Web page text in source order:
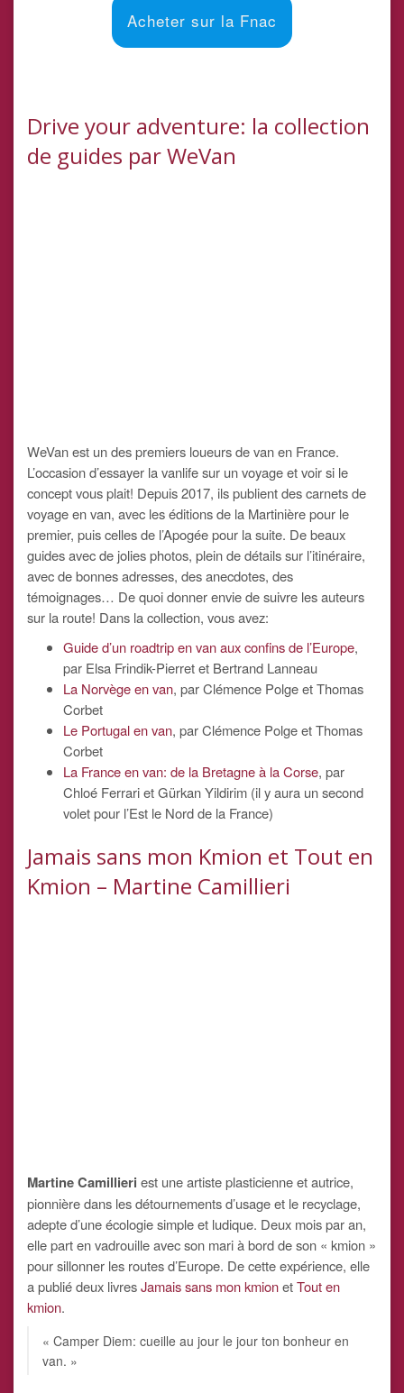
Acheter sur la Fnac
Drive your adventure: la collection
de guides par WeVan
WeVan est un des premiers loueurs de van en France.
L’occasion d’essayer la vanlife sur un voyage et voir si le
concept vous plait! Depuis 2017, ils publient des carnets de
voyage en van, avec les éditions de la Martinière pour le
premier, puis celles de l’Apogée pour la suite. De beaux
guides avec de jolies photos, plein de détails sur l’itinéraire,
avec de bonnes adresses, des anecdotes, des
témoignages… De quoi donner envie de suivre les auteurs
sur la route! Dans la collection, vous avez:
Guide d’un roadtrip en van aux confins de l’Europe,
par Elsa Frindik-Pierret et Bertrand Lanneau
La Norvège en van, par Clémence Polge et Thomas
Corbet
Le Portugal en van, par Clémence Polge et Thomas
Corbet
La France en van: de la Bretagne à la Corse, par
Chloé Ferrari et Gürkan Yildirim (il y aura un second
volet pour l’Est le Nord de la France)
Jamais sans mon Kmion et Tout en
Kmion – Martine Camillieri
Martine Camillieri est une artiste plasticienne et autrice,
pionnière dans les détournements d’usage et le recyclage,
adepte d’une écologie simple et ludique. Deux mois par an,
elle part en vadrouille avec son mari à bord de son « kmion »
pour sillonner les routes d’Europe. De cette expérience, elle
a publié deux livresJamais sans mon kmionetTout en
kmion.
« Camper Diem: cueille au jour le jour ton bonheur en
van. »